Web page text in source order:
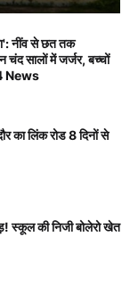
नींव से छत तक
चंद सालों में जर्जर, बच्चों
News
का लिंक रोड 8 दिनों से
स्कूल की निजी बोलेरो खेत